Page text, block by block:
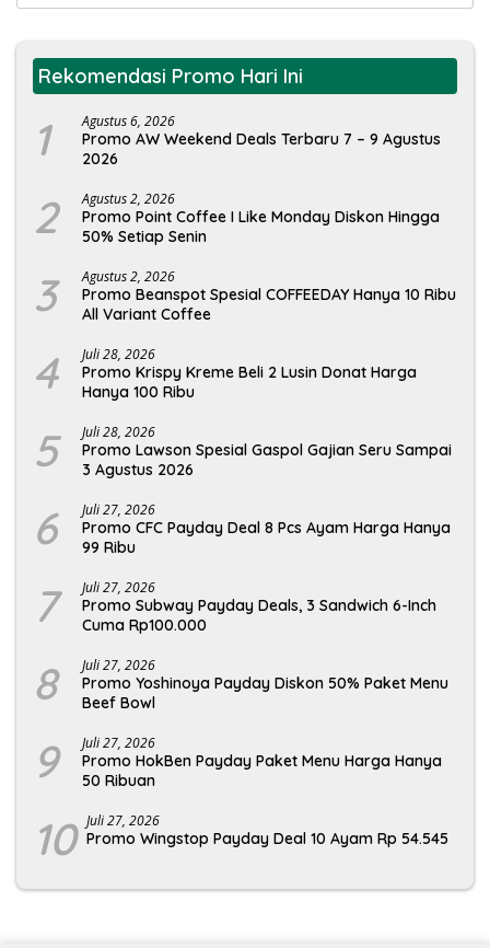
Rekomendasi Promo Hari Ini
1 Agustus 6, 2026
Promo AW Weekend Deals Terbaru 7 – 9 Agustus
2026
2 Agustus 2, 2026
Promo Point Coffee I Like Monday Diskon Hingga
50% Setiap Senin
3 Agustus 2, 2026
Promo Beanspot Spesial COFFEEDAY Hanya 10 Ribu
All Variant Coffee
4 Juli 28, 2026
Promo Krispy Kreme Beli 2 Lusin Donat Harga
Hanya 100 Ribu
5 Juli 28, 2026
Promo Lawson Spesial Gaspol Gajian Seru Sampai
3 Agustus 2026
6 Juli 27, 2026
Promo CFC Payday Deal 8 Pcs Ayam Harga Hanya
99 Ribu
7 Juli 27, 2026
Promo Subway Payday Deals, 3 Sandwich 6-Inch
Cuma Rp100.000
8 Juli 27, 2026
Promo Yoshinoya Payday Diskon 50% Paket Menu
Beef Bowl
9 Juli 27, 2026
Promo HokBen Payday Paket Menu Harga Hanya
50 Ribuan
10 Juli 27, 2026
Promo Wingstop Payday Deal 10 Ayam Rp 54.545